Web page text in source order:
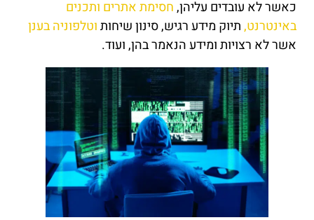
כאשר לא עובדים עליהן,חסימת אתרים ותכנים
באינטרנט,תיוק מידע רגיש, סינון שיחותוטלפוניה בענן
אשר לא רצויות ומידע הנאמר בהן, ועוד.